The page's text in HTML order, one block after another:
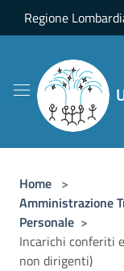
Salta al contenuto
Regione
Home >
Amministrazione
Personale >
Incarichi conferiti
non dirigenti)